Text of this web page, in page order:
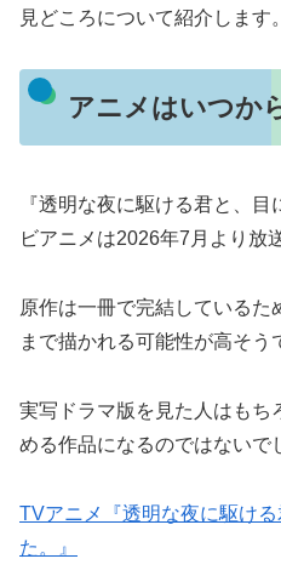
見どころについて紹介します。
アニメはいつか
『透明な夜に駆ける君と、
ビアニメは2026年7月より放
原作は一冊で完結しているた
まで描かれる可能性が高そう
実写ドラマ版を見た人はもち
める作品になるのではないで
TVアニメ『透明な夜に駆け
た。』